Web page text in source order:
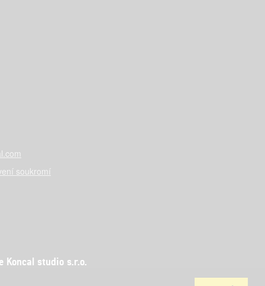
soukromí
studio s.r.o.